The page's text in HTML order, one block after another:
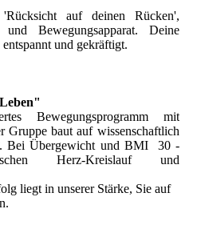
auf deinen Rücken',
Bewegungsapparat. Deine
und gekräftigt.
Bewegungsprogramm mit
Gruppe baut auf wissenschaftlich
Bei Übergewicht und BMI 30 -
Herz-Kreislauf und
liegt in unserer Stärke, Sie auf